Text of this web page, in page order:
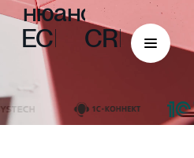
нюансы
ECM,
CRM,